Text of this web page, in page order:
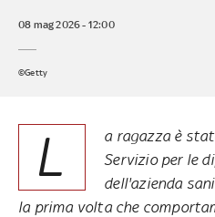
08 mag 2026 - 12:00
©Getty
L
a ragazza è
Servizio per le
dell'azienda
la prima volta che